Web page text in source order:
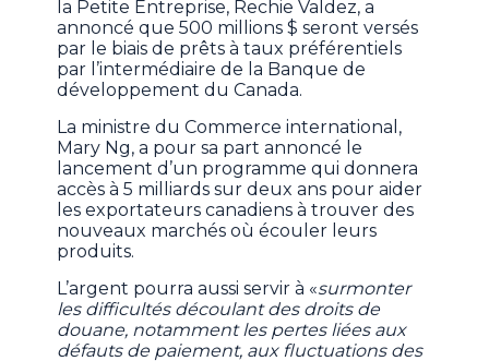
la Petite Entreprise, Rechie Valdez, a
annoncé que 500 millions $ seront versés
par le biais de prêts à taux préférentiels
par l’intermédiaire de la Banque de
développement du Canada.
La ministre du Commerce international,
Mary Ng, a pour sa part annoncé le
lancement d’un programme qui donnera
accès à 5 milliards sur deux ans pour aider
les exportateurs canadiens à trouver des
nouveaux marchés où écouler leurs
produits.
L’argent pourra aussi servir à «surmonter
les difficultés découlant des droits de
douane, notamment les pertes liées aux
défauts de paiement, aux fluctuations des